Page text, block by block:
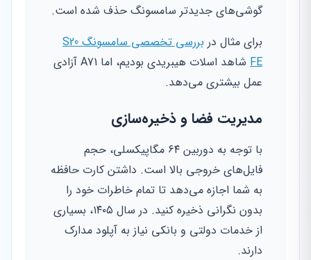
گوشی‌های جدیدتر سامسونگ حذف شده است.
برای مثال در
بررسی تخصصی سامسونگ S20
FE
شاهد اسلات هیبریدی بودیم، اما A71 آزادی
عمل بیشتری می‌دهد.
مدیریت فضا و ذخیره‌سازی
با توجه به دوربین ۶۴ مگاپیکسلی، حجم
فایل‌های خروجی بالا است. داشتن کارت حافظه
به شما اجازه می‌دهد تا تمام خاطرات خود را
بدون نگرانی ذخیره کنید. در سال ۱۴۰۵، بسیاری
از خدمات دولتی و بانکی نیاز به آپلود مدارک
دارند.